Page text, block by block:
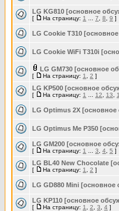
LG KG810 [основное
[ На страницу: 1 7 8 9 ]
LG Cookie T310
LG Cookie WiFi T310i
LG GM730 [основное
[ На страницу: 1 2 ]
LG KP500 [основное
[ На страницу: 1 12 13
LG Optimus 2X [основное
LG Optimus Me P350
LG GM200 [основное
[ На страницу: 1 3 4 5 ]
LG BL40 New Chocolate
[ На страницу: 1 2 ]
LG GD880 Mini [основное
LG KP110 [основное
[ На страницу: 1 2 3 4 ]